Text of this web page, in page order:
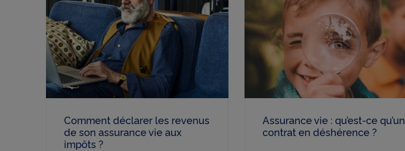
Comment déclarer les revenus
de son assurance vie aux
impôts ?
Assurance vie : qu’est-ce qu’un
contrat en déshérence ?